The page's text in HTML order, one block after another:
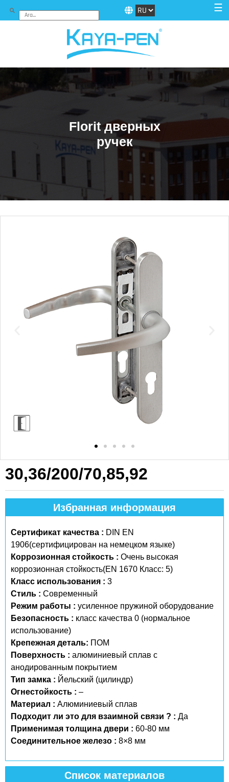
☰
Florit дверных
ручек
30,36/200/70,85,92
Избранная информация
Сертификат качества : DIN EN
1906(сертифицирован на немецком языке)
Коррозионная стойкость : Очень высокая
коррозионная стойкость(EN 1670 Класс: 5)
Класс использования : 3
Стиль : Современный
Режим работы : усиленное пружиной оборудование
Безопасность : класс качества 0 (нормальное
использование)
Крепежная деталь: ПОМ
Поверхность : алюминиевый сплав с
анодированным покрытием
Тип замка : Йельский (цилиндр)
Огнестойкость : –
Материал : Алюминиевый сплав
Подходит ли это для взаимной связи ? : Да
Применимая толщина двери : 60-80 мм
Соединительное железо : 8×8 мм
Список материалов